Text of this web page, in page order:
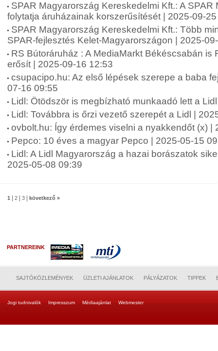
SPAR Magyarország Kereskedelmi Kft.: A SPAR
folytatja áruházainak korszerűsítését | 2025-09-
SPAR Magyarország Kereskedelmi Kft.: Több
SPAR-fejlesztés Kelet-Magyarországon | 2025-
RS Bútoráruház : A MediaMarkt Békéscsabán is
erősít | 2025-09-16 12:53
csupacipo.hu: Az első lépések szerepe a baba
07-16 09:55
Lidl: Ötödször is megbízható munkaadó lett a
Lidl: Továbbra is őrzi vezető szerepét a Lidl |
ovbolt.hu: Így érdemes viselni a nyakkendőt (x) |
Pepco: 10 éves a magyar Pepco | 2025-05-15
Lidl: A Lidl Magyarország a hazai borászatok
2025-05-08 09:39
1 2 3 következő »
PARTNEREINK
SAJTÓKÖZLEMÉNYEK ÜZLETI AJÁNLATOK PÁLYÁZATOK TIPPEK
Jogi tudnivalók Impresszum Médiaajánlat Webmester